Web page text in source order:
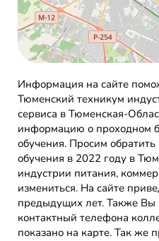
Информация на сайте
Тюменский техникум
сервиса в Тюменская-
информацию о проходном
обучения. Просим
обучения в 2022 году в
индустрии питания,
измениться. На сайте
предыдущих лет. Также Вы
контактный телефона
показано на карте. Так же